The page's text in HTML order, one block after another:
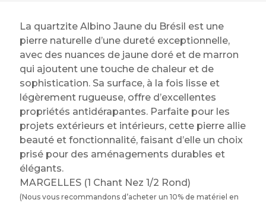
La quartzite Albino Jaune du Brésil est une
pierre naturelle d’une dureté exceptionnelle,
avec des nuances de jaune doré et de marron
qui ajoutent une touche de chaleur et de
sophistication. Sa surface, à la fois lisse et
légèrement rugueuse, offre d’excellentes
propriétés antidérapantes. Parfaite pour les
projets extérieurs et intérieurs, cette pierre allie
beauté et fonctionnalité, faisant d’elle un choix
prisé pour des aménagements durables et
élégants.
MARGELLES (1 Chant Nez 1/2 Rond)
(Nous vous recommandons d’acheter un 10% de matériel en